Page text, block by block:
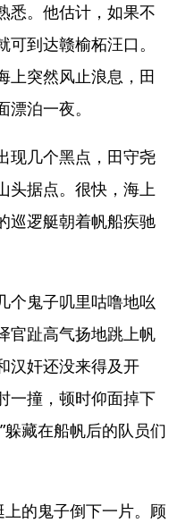
悉。他估计，如果不
到达赣榆柘汪口。
上突然风止浪息，田
泊一夜。
现几个黑点，田守尧
头据点。很快，海上
巡逻艇朝着帆船疾驰
个鬼子叽里咕噜地吆
官趾高气扬地跳上帆
汉奸还没来得及开
一撞，顿时仰面掉下
躲藏在船帆后的队员们
上的鬼子倒下一片。顾